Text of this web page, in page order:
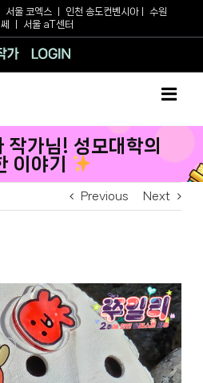
서울 코엑스 인천 송도컨벤시아ㅣ 수원
서울 aT센터
가
작가님! 성모대학의
이야기
Previous Next